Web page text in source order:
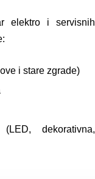
elektro i servisnih
i stare zgrade)
dekorativna,